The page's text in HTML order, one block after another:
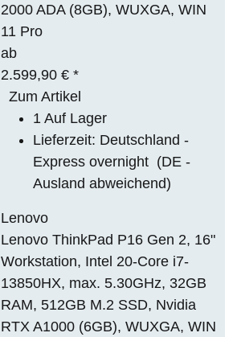
2000 ADA (8GB), WUXGA, WIN
11 Pro
ab
2.599,90 €*
Zum Artikel
1 Auf Lager
Lieferzeit: Deutschland -
Express overnight (DE -
Ausland abweichend)
Lenovo
Lenovo ThinkPad P16 Gen 2, 16"
Workstation, Intel 20-Core i7-
13850HX, max. 5.30GHz, 32GB
RAM, 512GB M.2 SSD, Nvidia
RTX A1000 (6GB), WUXGA, WIN